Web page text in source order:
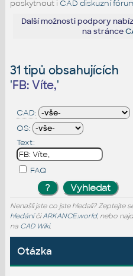
poskytnout i CAD diskuzní
Další možnosti podpory
na stránce
31 tipů obsahujících
'FB: Víte,'
CAD:
OS:
Text:
FAQ
Nenašli jste co jste hledali? Zeptejte
hledáníčiARKANCE.world, nebo
na CAD Wiki.
Otázka